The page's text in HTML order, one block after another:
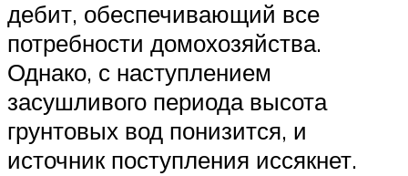
дебит, обеспечивающий все
потребности домохозяйства.
Однако, с наступлением
засушливого периода высота
грунтовых вод понизится, и
источник поступления иссякнет.